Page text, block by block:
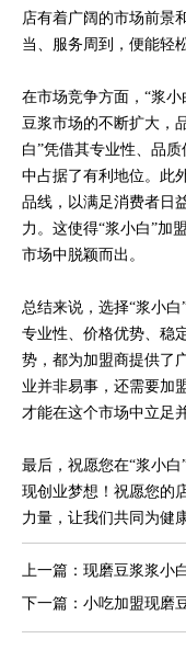
店有着广阔的市场前景
当、服务周到，便能轻
在市场竞争方面，“浆
豆浆市场的不断扩大，
白”凭借其专业性、品
中占据了有利地位。此
品线，以满足消费者日
力。这使得“浆小白”加
市场中脱颖而出。
总结来说，选择“浆小
专业性、价格优势、稳
势，都为加盟商提供了
业并非易事，还需要加
才能在这个市场中立足
最后，祝愿您在“浆小
现创业梦想！祝愿您的
力量，让我们共同为健
上一篇：现磨豆浆浆小
下一篇：小吃加盟现磨